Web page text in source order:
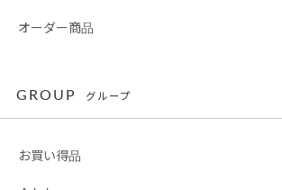
オーダー商品
GROUP グループ
お買い得品